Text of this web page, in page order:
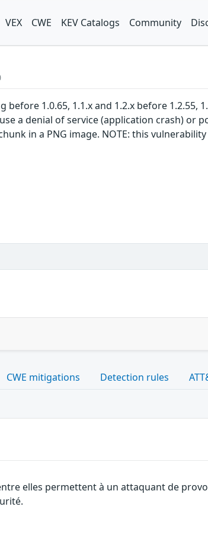
VEX CWE KEV Catalogs Community
1.0.65, 1.1.x and 1.2.x before 1.2.55,
a denial of service (application crash) or
in a PNG image. NOTE: this
CWE mitigations Detection rules
elles permettent à un attaquant de